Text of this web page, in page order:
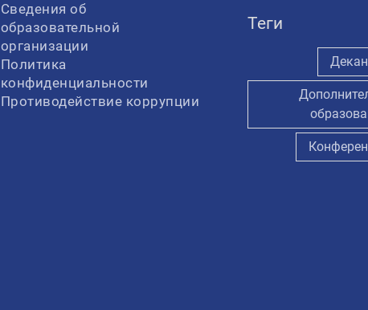
Сведения об
образовательной
организации
Политика
конфиденциальности
Противодействие коррупции
Теги
Декан